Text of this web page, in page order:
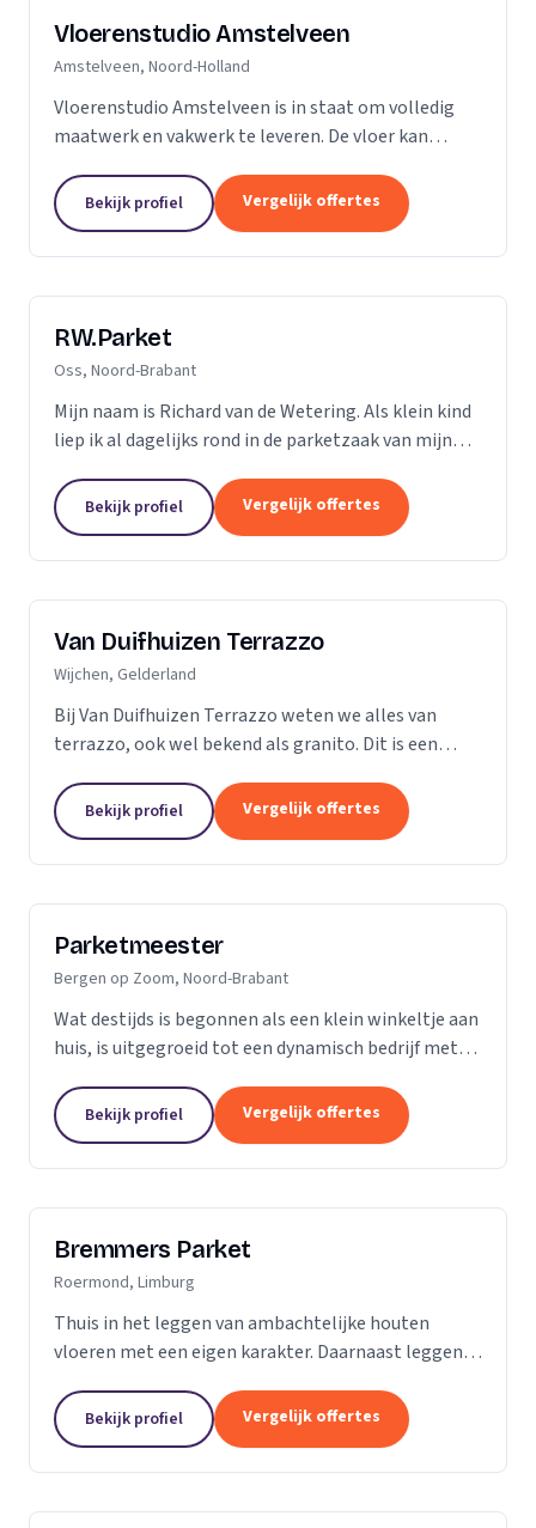
Vloerenstudio Amstelveen
Amstelveen, Noord-Holland
Vloerenstudio Amstelveen is in staat om volledig
maatwerk en vakwerk te leveren. De vloer kan
om type materiaal, kleur, afmeting of uitstraling.
Geen...
Bekijk profiel Vergelijk offertes
RW.Parket
Oss, Noord-Brabant
Mijn naam is Richard van de Wetering. Als klein kind
liep ik al dagelijks rond in de parketzaak van mijn
ook de reden dat ik besloot zelf...
Bekijk profiel Vergelijk offertes
Van Duifhuizen Terrazzo
Wijchen, Gelderland
Bij Van Duifhuizen Terrazzo weten we alles van
terrazzo, ook wel bekend als granito. Dit is een
is in principe te produceren in elke vorm....
Bekijk profiel Vergelijk offertes
Parketmeester
Bergen op Zoom, Noord-Brabant
Wat destijds is begonnen als een klein winkeltje aan
huis, is uitgegroeid tot een dynamisch bedrijf met
mogelijkheden op het gebied van parket, kurk en...
Bekijk profiel Vergelijk offertes
Bremmers Parket
Roermond, Limburg
Thuis in het leggen van ambachtelijke houten
vloeren met een eigen karakter. Daarnaast leggen
soorten laminaat en PVC vloeren. Heeft u al een...
Bekijk profiel Vergelijk offertes